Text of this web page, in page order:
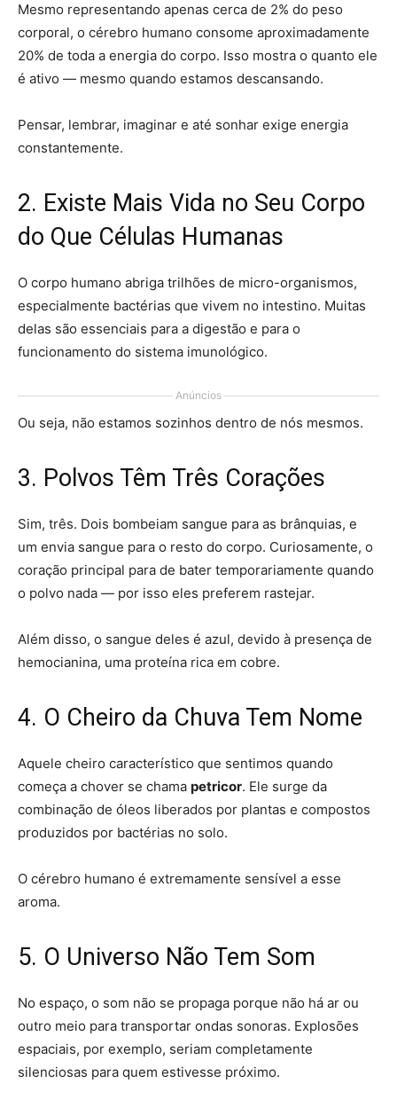
Mesmo representando apenas cerca de 2% do peso
corporal, o cérebro humano consome aproximadamente
20% de toda a energia do corpo. Isso mostra o quanto ele
é ativo — mesmo quando estamos descansando.
Pensar, lembrar, imaginar e até sonhar exige energia
constantemente.
2. Existe Mais Vida no Seu Corpo
do Que Células Humanas
O corpo humano abriga trilhões de micro-organismos,
especialmente bactérias que vivem no intestino. Muitas
delas são essenciais para a digestão e para o
funcionamento do sistema imunológico.
Anúncios
Ou seja, não estamos sozinhos dentro de nós mesmos.
3. Polvos Têm Três Corações
Sim, três. Dois bombeiam sangue para as brânquias, e
um envia sangue para o resto do corpo. Curiosamente, o
coração principal para de bater temporariamente quando
o polvo nada — por isso eles preferem rastejar.
Além disso, o sangue deles é azul, devido à presença de
hemocianina, uma proteína rica em cobre.
4. O Cheiro da Chuva Tem Nome
Aquele cheiro característico que sentimos quando
começa a chover se chama petricor. Ele surge da
combinação de óleos liberados por plantas e compostos
produzidos por bactérias no solo.
O cérebro humano é extremamente sensível a esse
aroma.
5. O Universo Não Tem Som
No espaço, o som não se propaga porque não há ar ou
outro meio para transportar ondas sonoras. Explosões
espaciais, por exemplo, seriam completamente
silenciosas para quem estivesse próximo.